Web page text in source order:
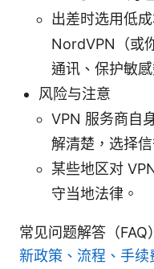
出差时选用低
NordVPN（或
通讯、保护敏感
风险与注意
VPN 服务商自
解清楚，选择
某些地区对
守当地法律。
常见问题解答（FAQ
新政策、流程、手